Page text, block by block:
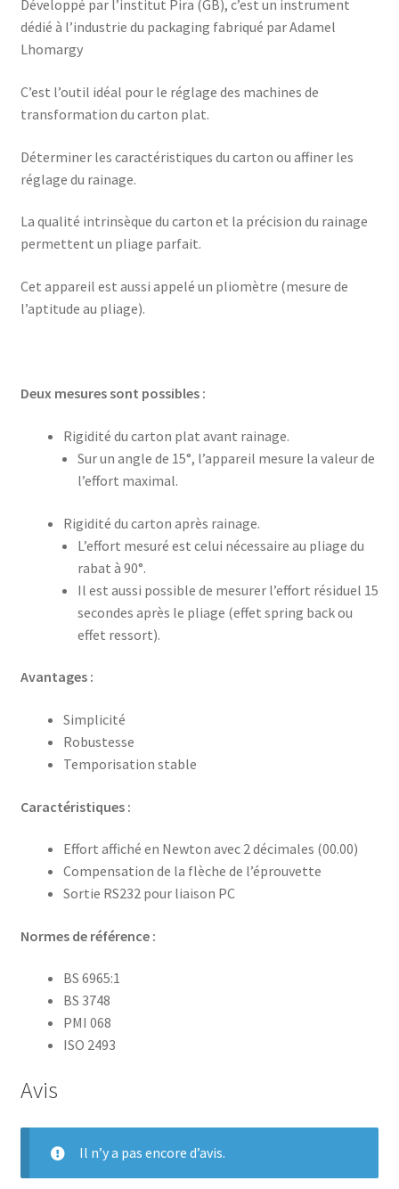
Développé par l’institut Pira (GB), c’est un instrument
dédié à l’industrie du packaging fabriqué par Adamel
Lhomargy
C’est l’outil idéal pour le réglage des machines de
transformation du carton plat.
Déterminer les caractéristiques du carton ou affiner les
réglage du rainage.
La qualité intrinsèque du carton et la précision du rainage
permettent un pliage parfait.
Cet appareil est aussi appelé un pliomètre (mesure de
l’aptitude au pliage).
Deux mesures sont possibles :
Rigidité du carton plat avant rainage.
Sur un angle de 15°, l’appareil mesure la valeur de
l’effort maximal.
Rigidité du carton après rainage.
L’effort mesuré est celui nécessaire au pliage du
rabat à 90°.
Il est aussi possible de mesurer l’effort résiduel 15
secondes après le pliage (effet spring back ou
effet ressort).
Avantages :
Simplicité
Robustesse
Temporisation stable
Caractéristiques :
Effort affiché en Newton avec 2 décimales (00.00)
Compensation de la flèche de l’éprouvette
Sortie RS232 pour liaison PC
Normes de référence :
BS 6965:1
BS 3748
PMI 068
ISO 2493
Avis
Il n’y a pas encore d’avis.